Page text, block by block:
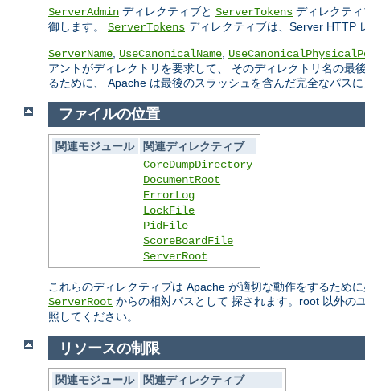
ServerAdmin ディレクティブと ServerTokens ディレクテ
御します。 ServerTokens ディレクティブは、Server HTTP
ServerName UseCanonicalName
アントがディレクトリを要求して、 そのディレクトリ名の最
るために、 Apache は最後のスラッシュを含んだ完全なパス
ファイルの位置
関連モジュール
関連ディレクティブ
CoreDumpDirectory
DocumentRoot
ErrorLog
LockFile
PidFile
ScoreBoardFile
ServerRoot
これらのディレクティブは Apache が適切な動作をするため
ServerRoot からの相対パスとして 探されます。root 以外の
照してください。
リソースの制限
関連モジュール
関連ディレクティブ